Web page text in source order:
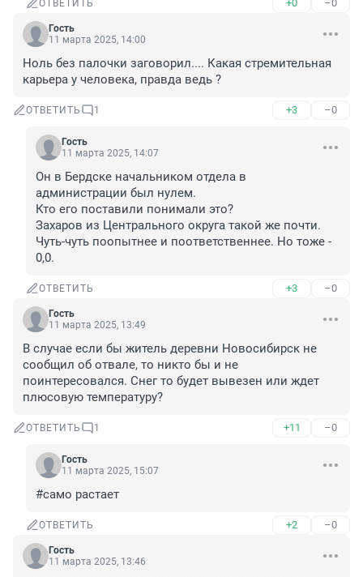
ОТВЕТИТЬ +0 –0
Гость
11 марта 2025, 14:00
Ноль без палочки заговорил.... Какая стремительная
карьера у человека, правда ведь ?
ОТВЕТИТЬ 1 +3 –0
Гость
11 марта 2025, 14:07
Он в Бердске начальником отдела в
администрации был нулем.
Кто его поставили понимали это?
Захаров из Центрального округа такой же почти.
Чуть-чуть поопытнее и поответственнее. Но тоже -
0,0.
ОТВЕТИТЬ +3 –0
Гость
11 марта 2025, 13:49
В случае если бы житель деревни Новосибирск не
сообщил об отвале, то никто бы и не
поинтересовался. Снег то будет вывезен или ждет
плюсовую температуру?
ОТВЕТИТЬ 1 +11 –0
Гость
11 марта 2025, 15:07
#само растает
ОТВЕТИТЬ +2 –0
Гость
11 марта 2025, 13:46